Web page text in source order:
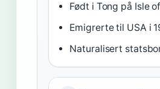
Født i Tong på Isle
Emigrerte til USA i
Naturalisert